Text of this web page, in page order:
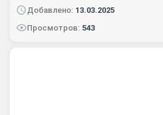
Добавлено: 13.03.2025
Просмотров: 543